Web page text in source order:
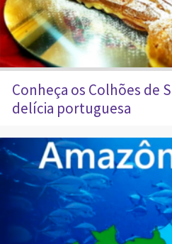
Conheça os Colhões de
delícia portuguesa